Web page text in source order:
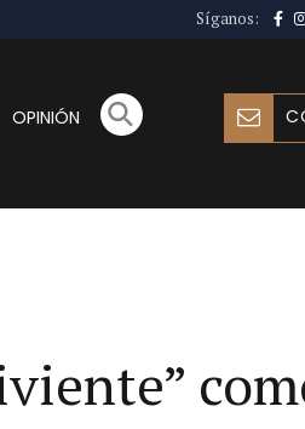
Síganos:
OPINIÓN